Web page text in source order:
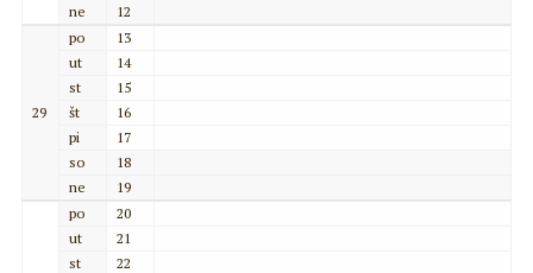
ne
12
29
po
13
ut
14
st
15
št
16
pi
17
so
18
ne
19
po
20
ut
21
st
22